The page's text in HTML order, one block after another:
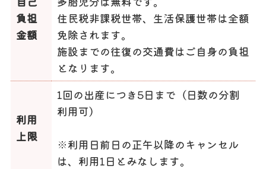
負担
金額
住民税非課税世帯、生活保護世帯は全額
免除されます。
施設までの往復の交通費はご自身の負担
となります。
利用
上限
1回の出産につき5日まで（日数の分割
利用可）
※利用日前日の正午以降のキャンセル
は、利用1日とみなします。